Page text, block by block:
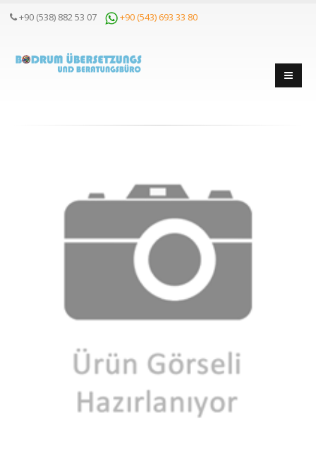
+90 (538) 882 53 07 +90 (543) 693 33 80